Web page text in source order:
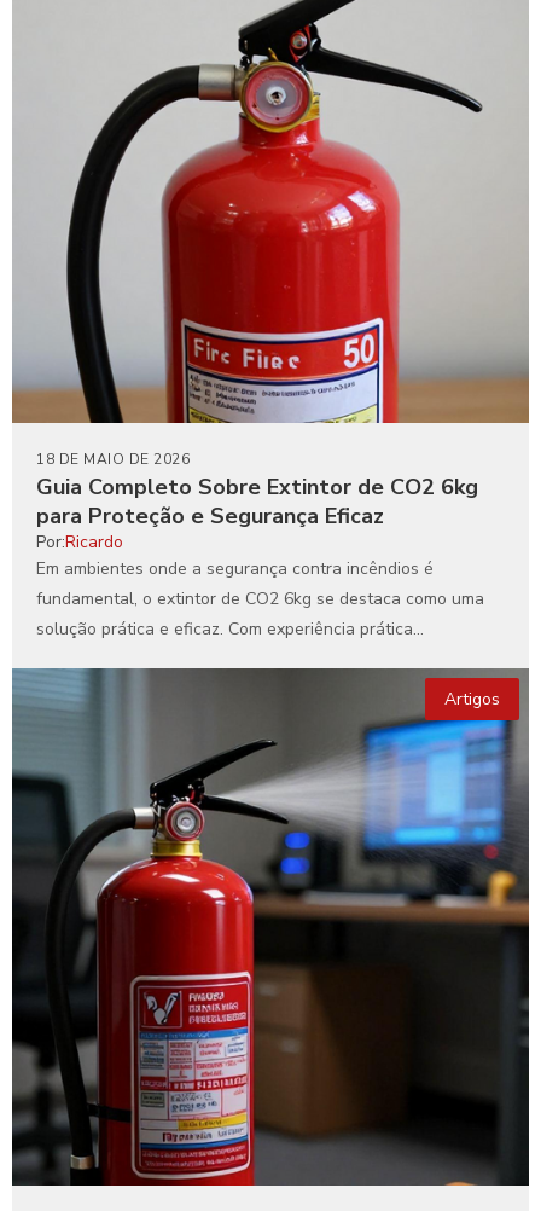
Guia Completo Sobre Extintor de CO2 6kg
para Proteção e Segurança Eficaz
18 DE MAIO DE 2026
Por:Ricardo
Em ambientes onde a segurança contra incêndios é
fundamental, o extintor de CO2 6kg se destaca como uma
solução prática e eficaz. Com experiência prática...
Artigos